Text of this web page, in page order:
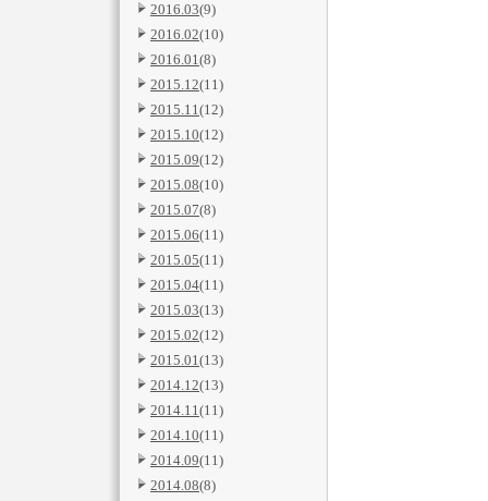
2016.03(9)
2016.02(10)
2016.01(8)
2015.12(11)
2015.11(12)
2015.10(12)
2015.09(12)
2015.08(10)
2015.07(8)
2015.06(11)
2015.05(11)
2015.04(11)
2015.03(13)
2015.02(12)
2015.01(13)
2014.12(13)
2014.11(11)
2014.10(11)
2014.09(11)
2014.08(8)